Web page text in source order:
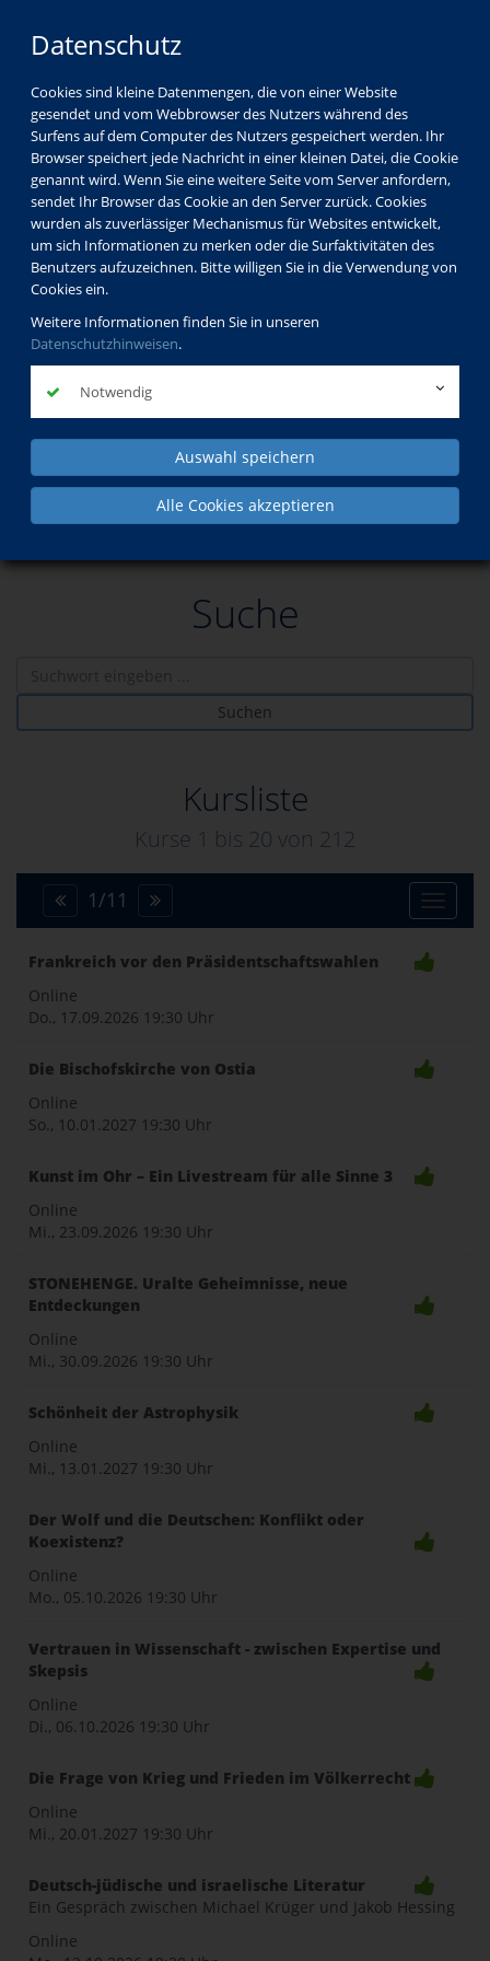
Datenschutz
Cookies sind kleine Datenmengen, die von einer Website
gesendet und vom Webbrowser des Nutzers während des
Surfens auf dem Computer des Nutzers gespeichert werden. Ihr
Browser speichert jede Nachricht in einer kleinen Datei, die Cookie
genannt wird. Wenn Sie eine weitere Seite vom Server anfordern,
sendet Ihr Browser das Cookie an den Server zurück. Cookies
wurden als zuverlässiger Mechanismus für Websites entwickelt,
um sich Informationen zu merken oder die Surfaktivitäten des
Benutzers aufzuzeichnen. Bitte willigen Sie in die Verwendung von
Cookies ein.
Weitere Informationen finden Sie in unseren
Datenschutzhinweisen.
Notwendig
Auswahl speichern
Alle Cookies akzeptieren
Suche
Suchen
Kursliste
Kurse 1 bis 20 von 212
Toggle
1/11
Frankreich vor den Präsidentschaftswahlen
Online
Do., 17.09.2026 19:30 Uhr
Die Bischofskirche von Ostia
Online
So., 10.01.2027 19:30 Uhr
Kunst im Ohr – Ein Livestream für alle Sinne 3
Online
Mi., 23.09.2026 19:30 Uhr
STONEHENGE. Uralte Geheimnisse, neue
Entdeckungen
Online
Mi., 30.09.2026 19:30 Uhr
Schönheit der Astrophysik
Online
Mi., 13.01.2027 19:30 Uhr
Der Wolf und die Deutschen: Konflikt oder
Koexistenz?
Online
Mo., 05.10.2026 19:30 Uhr
Vertrauen in Wissenschaft - zwischen Expertise und
Skepsis
Online
Di., 06.10.2026 19:30 Uhr
Die Frage von Krieg und Frieden im Völkerrecht
Online
Mi., 20.01.2027 19:30 Uhr
Deutsch-jüdische und israelische Literatur
Ein Gespräch zwischen Michael Krüger und Jakob Hessing
Online